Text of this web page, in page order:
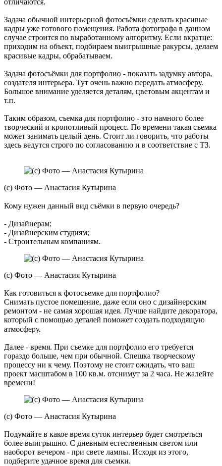
Задача обычной интерьерной фотосъёмки сделать красивые
кадры уже готового помещения. Работа фотографа в данном
случае строится по выработанному алгоритму. Если вкратце:
приходим на объект, подбираем выигрышные ракурсы, делаем
красивые кадры, обрабатываем. ⠀
Задача фотосъёмки для портфолио - показать задумку автора,
создателя интерьера. Тут очень важно передать атмосферу.
Большое внимание уделяется деталям, цветовым акцентам и
т.п.
Таким образом, съемка для портфолио - это намного более
творческий и кропотливый процесс. По времени такая съемка
может занимать целый день. Стоит ли говорить, что работы
здесь ведутся строго по согласованию и в соответствие с ТЗ.
(с) Фото — Анастасия Кутырина
Кому нужен данный вид съёмки в первую очередь? ⠀
- Дизайнерам;
- Дизайнерским студиям;
- Строительным компаниям.
(с) Фото — Анастасия Кутырина
Как готовиться к фотосъемке для портфолио?
Снимать пустое помещение, даже если оно с дизайнерским
ремонтом - не самая хорошая идея. Лучше найдите декоратора,
который с помощью деталей поможет создать подходящую
атмосферу. ⠀
Далее - время. При съемке для портфолио его требуется
гораздо больше, чем при обычной. Спешка творческому
процессу ни к чему. Поэтому не стоит ожидать, что ваш
проект масштабом в 100 кв.м. отснимут за 2 часа. Не жалейте
времени!
(с) Фото — Анастасия Кутырина
Подумайте в какое время суток интерьер будет смотреться
более выигрышно. С дневным естественным светом или
наоборот вечером - при свете лампы. Исходя из этого,
подберите удачное время для съемки.